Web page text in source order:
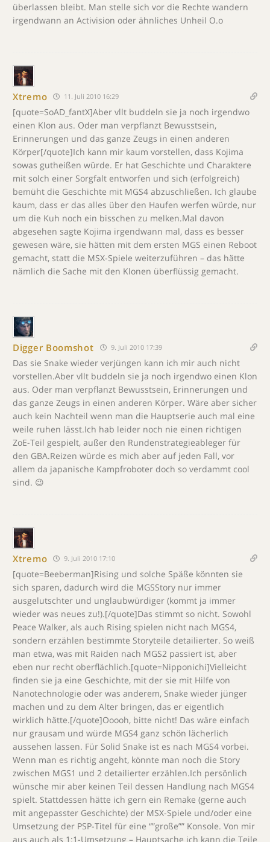
überlassen bleibt. Man stelle sich vor die Rechte wandern
irgendwann an Activision oder ähnliches Unheil O.o
Xtremo 11. Juli 2010 16:29
[quote=SoAD_fantX]Aber vllt buddeln sie ja noch irgendwo
einen Klon aus. Oder man verpflanzt Bewusstsein,
Erinnerungen und das ganze Zeugs in einen anderen
Körper[/quote]Ich kann mir kaum vorstellen, dass Kojima
sowas gutheißen würde. Er hat Geschichte und Charaktere
mit solch einer Sorgfalt entworfen und sich (erfolgreich)
bemüht die Geschichte mit MGS4 abzuschließen. Ich glaube
kaum, dass er das alles über den Haufen werfen würde, nur
um die Kuh noch ein bisschen zu melken.Mal davon
abgesehen sagte Kojima irgendwann mal, dass es besser
gewesen wäre, sie hätten mit dem ersten MGS einen Reboot
gemacht, statt die MSX-Spiele weiterzuführen – das hätte
nämlich die Sache mit den Klonen überflüssig gemacht.
Digger Boomshot 9. Juli 2010 17:39
Das sie Snake wieder verjüngen kann ich mir auch nicht
vorstellen.Aber vllt buddeln sie ja noch irgendwo einen Klon
aus. Oder man verpflanzt Bewusstsein, Erinnerungen und
das ganze Zeugs in einen anderen Körper. Wäre aber sicher
auch kein Nachteil wenn man die Hauptserie auch mal eine
weile ruhen lässt.Ich hab leider noch nie einen richtigen
ZoE-Teil gespielt, außer den Rundenstrategieableger für
den GBA.Reizen würde es mich aber auf jeden Fall, vor
allem da japanische Kampfroboter doch so verdammt cool
sind. 😉
Xtremo 9. Juli 2010 17:10
[quote=Beeberman]Rising und solche Späße könnten sie
sich sparen, dadurch wird die MGSStory nur immer
ausgelutschter und unglaubwürdiger (kommt ja immer
wieder was neues zu!).[/quote]Das stimmt so nicht. Sowohl
Peace Walker, als auch Rising spielen nicht nach MGS4,
sondern erzählen bestimmte Storyteile detailierter. So weiß
man etwa, was mit Raiden nach MGS2 passiert ist, aber
eben nur recht oberflächlich.[quote=Nipponichi]Vielleicht
finden sie ja eine Geschichte, mit der sie mit Hilfe von
Nanotechnologie oder was anderem, Snake wieder jünger
machen und zu dem Alter bringen, das er eigentlich
wirklich hätte.[/quote]Ooooh, bitte nicht! Das wäre einfach
nur grausam und würde MGS4 ganz schön lächerlich
aussehen lassen. Für Solid Snake ist es nach MGS4 vorbei.
Wenn man es richtig angeht, könnte man noch die Story
zwischen MGS1 und 2 detailierter erzählen.Ich persönlich
wünsche mir aber keinen Teil dessen Handlung nach MGS4
spielt. Stattdessen hätte ich gern ein Remake (gerne auch
mit angepasster Geschichte) der MSX-Spiele und/oder eine
Umsetzung der PSP-Titel für eine “”große”” Konsole. Von mir
aus auch als 1:1-Umsetzung – Hauptsache ich kann die Teile